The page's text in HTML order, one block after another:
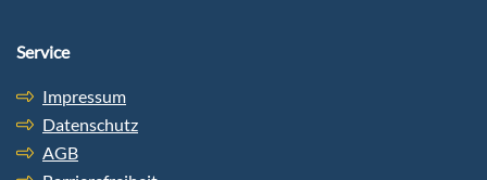
Service
Impressum
Datenschutz
AGB